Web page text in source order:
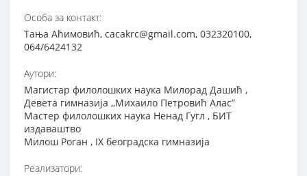
Особа за контакт:
Тања Аћимовић, cacakrc@gmail.com, 032320100,
064/6424132
Аутори:
Магистар филолошких наука Милорад Дашић ,
Девета гимназија ,,Михаило Петровић Алас”
Мастер филолошких наука Ненад Гугл , БИТ
издаваштво
Милош Роган , IX београдска гимназија
Реализатори: